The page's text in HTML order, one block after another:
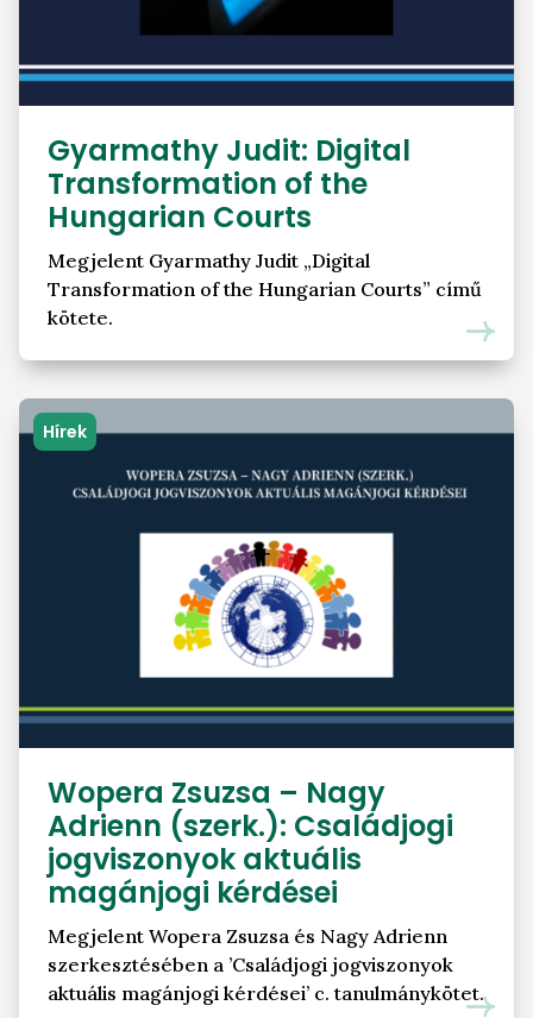
Gyarmathy Judit: Digital
Transformation of the
Hungarian Courts
Megjelent Gyarmathy Judit „Digital
Transformation of the Hungarian Courts” című
kötete.
Hírek
Wopera Zsuzsa – Nagy
Adrienn (szerk.): Családjogi
jogviszonyok aktuális
magánjogi kérdései
Megjelent Wopera Zsuzsa és Nagy Adrienn
szerkesztésében a ’Családjogi jogviszonyok
aktuális magánjogi kérdései’ c. tanulmánykötet.